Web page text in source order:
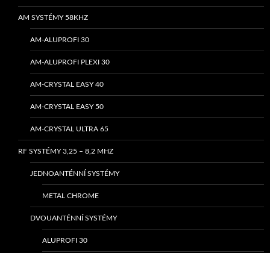
AM SYSTÉMY 58KHZ
AM-ALUPROFI 30
AM-ALUPROFI PLEXI 30
AM-CRYSTAL EASY 40
AM-CRYSTAL EASY 50
AM-CRYSTAL ULTRA 65
RF SYSTÉMY 3,25 – 8,2 MHZ
JEDNOANTÉNNÍ SYSTÉMY
METAL CHROME
DVOUANTÉNNÍ SYSTÉMY
ALUPROFI 30